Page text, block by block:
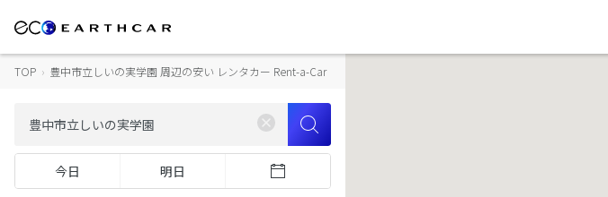
TOP › 豊中市立しいの実学園 周辺の安い レンタカー Rent-a-Car
今日 明日